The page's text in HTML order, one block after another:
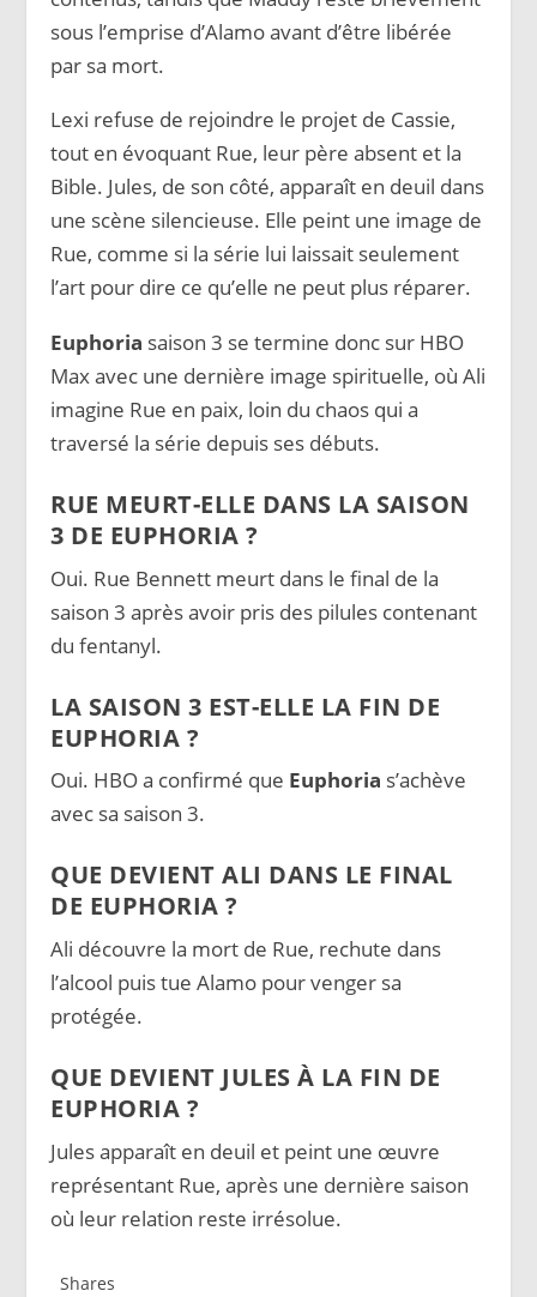
sous l’emprise d’Alamo avant d’être libérée
par sa mort.
Lexi refuse de rejoindre le projet de Cassie,
tout en évoquant Rue, leur père absent et la
Bible. Jules, de son côté, apparaît en deuil dans
une scène silencieuse. Elle peint une image de
Rue, comme si la série lui laissait seulement
l’art pour dire ce qu’elle ne peut plus réparer.
Euphoria saison 3 se termine donc sur HBO
Max avec une dernière image spirituelle, où Ali
imagine Rue en paix, loin du chaos qui a
traversé la série depuis ses débuts.
RUE MEURT-ELLE DANS LA SAISON
3 DE EUPHORIA ?
Oui. Rue Bennett meurt dans le final de la
saison 3 après avoir pris des pilules contenant
du fentanyl.
LA SAISON 3 EST-ELLE LA FIN DE
EUPHORIA ?
Oui. HBO a confirmé que Euphoria s’achève
avec sa saison 3.
QUE DEVIENT ALI DANS LE FINAL
DE EUPHORIA ?
Ali découvre la mort de Rue, rechute dans
l’alcool puis tue Alamo pour venger sa
protégée.
QUE DEVIENT JULES À LA FIN DE
EUPHORIA ?
Jules apparaît en deuil et peint une œuvre
représentant Rue, après une dernière saison
où leur relation reste irrésolue.
Shares